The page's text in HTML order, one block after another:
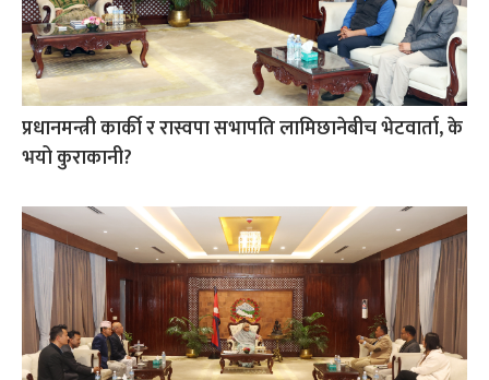
प्रधानमन्त्री कार्की र रास्वपा सभापति लामिछानेबीच भेटवार्ता, के
भयो कुराकानी?